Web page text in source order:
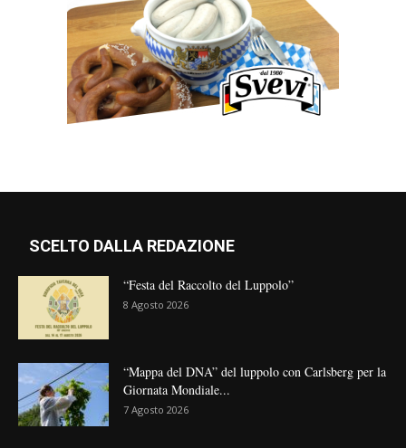
SCELTO DALLA REDAZIONE
“Festa del Raccolto del Luppolo”
8 Agosto 2026
“Mappa del DNA” del luppolo con Carlsberg per la
Giornata Mondiale...
7 Agosto 2026